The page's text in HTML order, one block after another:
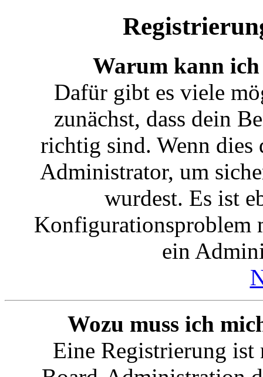
Warum kann
Dafür gibt es viele
zunächst, dass dein
richtig sind. Wenn dies
Administrator, um
wurdest. Es ist
Konfigurationsproblem
ein
Wozu muss ich
Eine Registrierung